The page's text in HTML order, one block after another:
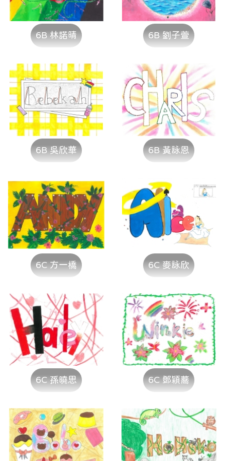
6B 林諾晴 6B 劉子萱
6B 吳欣華 6B 黃詠恩
6C 方一橋 6C 麥詠欣
6C 孫曉思 6C 鄧穎蕎